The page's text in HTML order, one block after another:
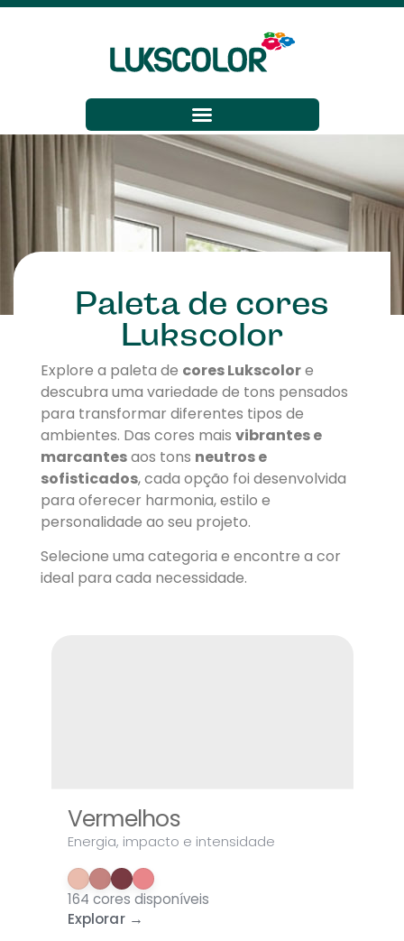
Paleta de cores
Lukscolor
Explore a paleta de cores Lukscolore
descubra uma variedade de tons pensados
para transformar diferentes tipos de
ambientes. Das cores mais vibrantes e
marcantesaos tons neutros e
sofisticados, cada opção foi desenvolvida
para oferecer harmonia, estilo e
personalidade ao seu projeto.
Selecione uma categoria e encontre a cor
ideal para cada necessidade.
Vermelhos
Energia, impacto e intensidade
164 cores disponíveis
Explorar →